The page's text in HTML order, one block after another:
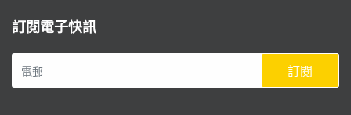
訂閱電子快訊
訂閱